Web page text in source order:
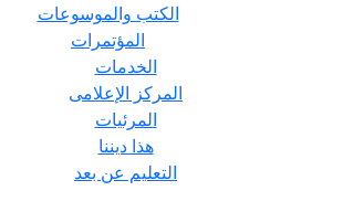
الكتب والموسوعات
المؤتمرات
الخدمات
المركز الإعلامى
المرئيات
هذا ديننا
التعليم عن بعد